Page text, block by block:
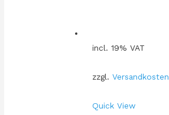
incl. 19% VAT
zzgl. Versandkosten
Quick View